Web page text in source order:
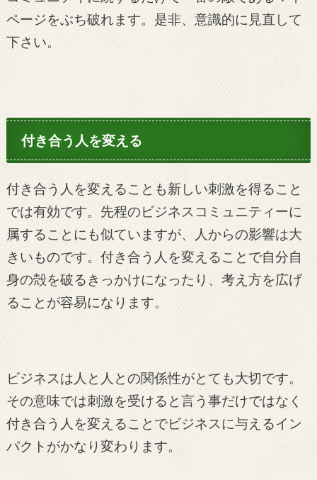
ページをぶち破れます。是非、意識的に見直して
下さい。
付き合う人を変える
付き合う人を変えることも新しい刺激を得ること
では有効です。先程のビジネスコミュニティーに
属することにも似ていますが、人からの影響は大
きいものです。付き合う人を変えることで自分自
身の殻を破るきっかけになったり、考え方を広げ
ることが容易になります。
ビジネスは人と人との関係性がとても大切です。
その意味では刺激を受けると言う事だけではなく
付き合う人を変えることでビジネスに与えるイン
パクトがかなり変わります。